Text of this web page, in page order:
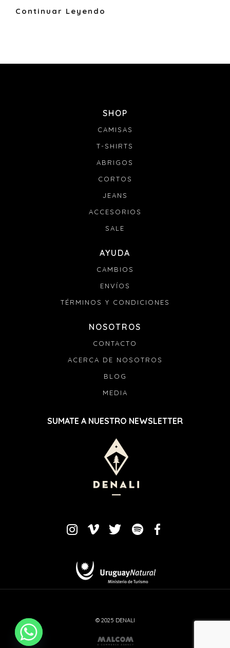
Continuar Leyendo
SHOP
CAMISAS
T-SHIRTS
ABRIGOS
CORTOS
JEANS
ACCESORIOS
SALE
AYUDA
CAMBIOS
ENVÍOS
TÉRMINOS Y CONDICIONES
NOSOTROS
CONTACTO
ACERCA DE NOSOTROS
BLOG
MEDIA
SUMATE A NUESTRO NEWSLETTER
© 2025 DENALI